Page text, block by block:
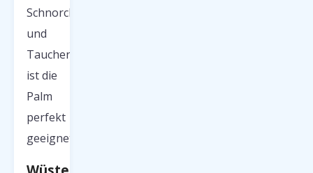
Schnorcheln
und
Tauchen
ist die
Palm
perfekt
geeignet.